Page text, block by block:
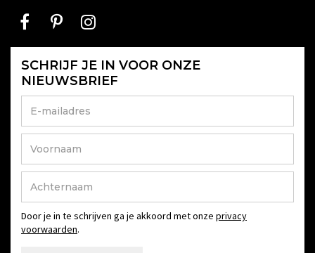
SCHRIJF JE IN VOOR ONZE
NIEUWSBRIEF
Door je in te schrijven ga je akkoord met onze privacy
voorwaarden.